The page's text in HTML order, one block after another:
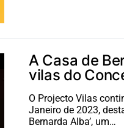
A Casa de
vilas do
O Projecto Vilas
Janeiro de 2023,
Bernarda Alba’, um…